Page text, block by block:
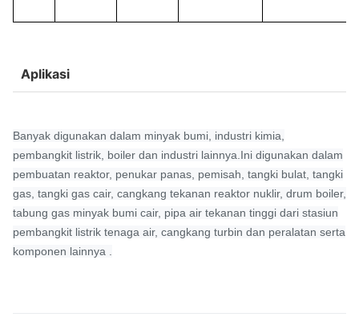
Aplikasi
Banyak digunakan dalam minyak bumi, industri kimia,
pembangkit listrik, boiler dan industri lainnya.Ini digunakan dalam
pembuatan reaktor, penukar panas, pemisah, tangki bulat, tangki
gas, tangki gas cair, cangkang tekanan reaktor nuklir, drum boiler,
tabung gas minyak bumi cair, pipa air tekanan tinggi dari stasiun
pembangkit listrik tenaga air, cangkang turbin dan peralatan serta
komponen lainnya .